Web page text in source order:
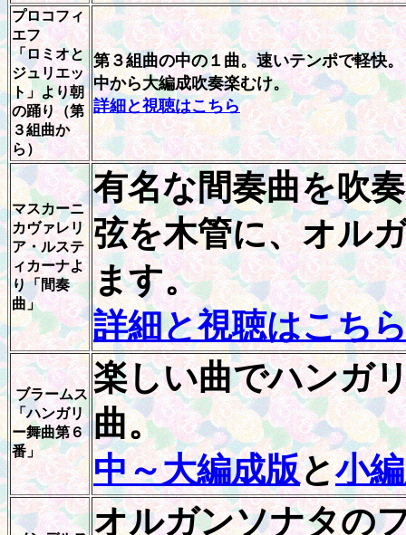
プロコフィ
エフ
「ロミオと
ジュリエッ
ト」より朝
の踊り（第
３組曲か
ら）
第３組曲の中の１曲。速いテンポで軽快。
中から大編成吹奏楽むけ。
詳細と視聴はこちら
マスカーニ
カヴァレリ
ア・ルステ
ィカーナよ
り「間奏
曲」
有名な間奏曲を吹
弦を木管に、オル
ます。
詳細と視聴はこち
ブラームス
「ハンガリ
ー舞曲第６
番」
楽しい曲でハンガ
曲。
中～大編成版と小
オルガンソナタの